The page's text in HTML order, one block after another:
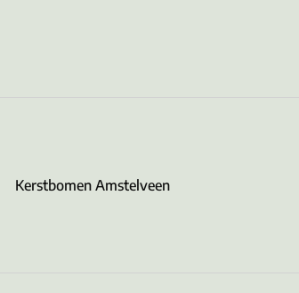
Kerstbomen Amstelveen